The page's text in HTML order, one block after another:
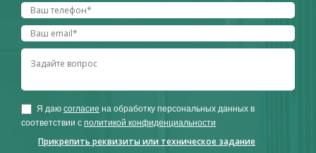
Я даюсогласие на обработку персональных данных в
соответствии сполитикой конфиденциальности
Прикрепить реквизиты или техническое задание